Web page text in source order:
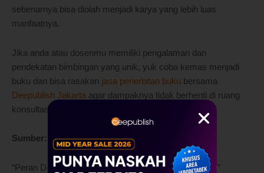
sebenarnya bisa diolah menjadi karya yang lebih luas
manfaatnya.
Jika anda atau dosenmu memiliki pengalaman dan
pendekatan bimbingan yang unik, yuk coba kemas menjadi
buku dan bisa rasakan jasa penerbitan buku bersama
Deepublish Jakarta agar dampaknya tidak berhenti di ruang
konsultasi saja.
Sumber:
“Peran Dosen Pembimbing Skripsi untuk Mahasiswa.”